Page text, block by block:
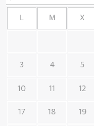
L M X
3 4 5
10 11 12
17 18 19